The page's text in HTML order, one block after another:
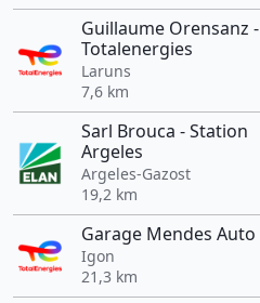
Guillaume Orensanz -
Totalenergies
Laruns
7,6 km
Sarl Brouca - Station
Argeles
Argeles-Gazost
19,2 km
Garage Mendes Auto
Igon
21,3 km